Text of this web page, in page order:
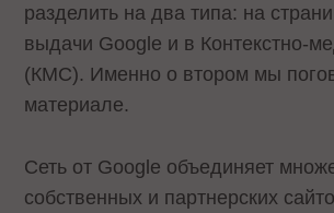
разделить на два типа: на
выдачи Google и в Контекстно-
(КМС). Именно о втором мы
материале.
Сеть от Google объединяет
собственных и партнерских